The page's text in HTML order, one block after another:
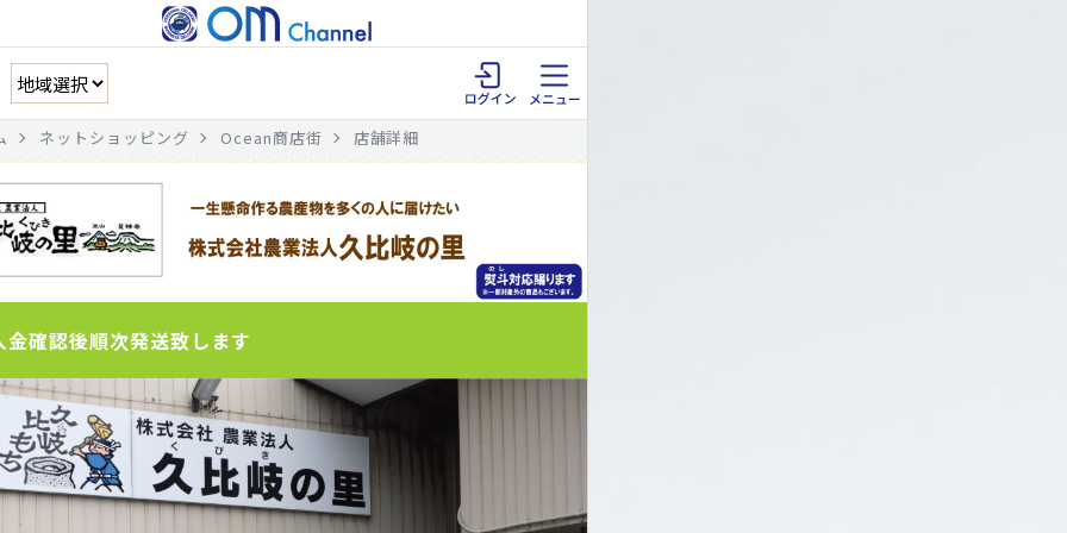
ネットショッピング Ocean商店街 店舗詳細
金確認後順次発送致します